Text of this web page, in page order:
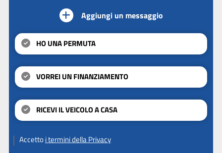
Aggiungi un messaggio
HO UNA PERMUTA
VORREI UN FINANZIAMENTO
RICEVI IL VEICOLO A CASA
Accettoi termini della Privacy